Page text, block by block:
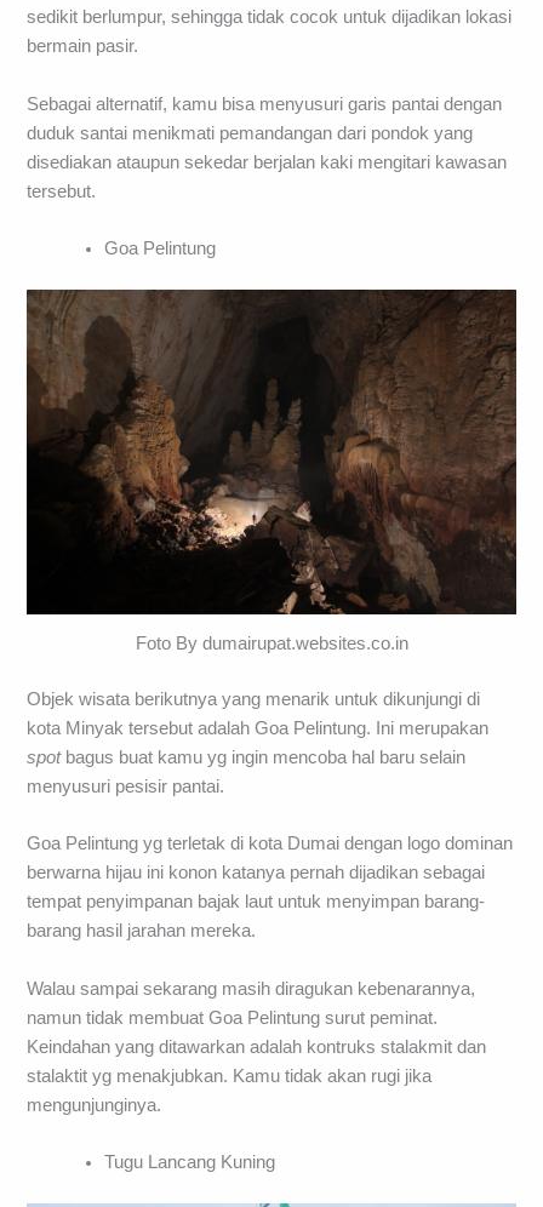
sedikit berlumpur, sehingga tidak cocok untuk dijadikan lokasi
bermain pasir.
Sebagai alternatif, kamu bisa menyusuri garis pantai dengan
duduk santai menikmati pemandangan dari pondok yang
disediakan ataupun sekedar berjalan kaki mengitari kawasan
tersebut.
Goa Pelintung
Foto By dumairupat.websites.co.in
Objek wisata berikutnya yang menarik untuk dikunjungi di
kota Minyak tersebut adalah Goa Pelintung. Ini merupakan
spotbagus buat kamu yg ingin mencoba hal baru selain
menyusuri pesisir pantai.
Goa Pelintung yg terletak di kota Dumai dengan logo dominan
berwarna hijau ini konon katanya pernah dijadikan sebagai
tempat penyimpanan bajak laut untuk menyimpan barang-
barang hasil jarahan mereka.
Walau sampai sekarang masih diragukan kebenarannya,
namun tidak membuat Goa Pelintung surut peminat.
Keindahan yang ditawarkan adalah kontruks stalakmit dan
stalaktit yg menakjubkan. Kamu tidak akan rugi jika
mengunjunginya.
Tugu Lancang Kuning